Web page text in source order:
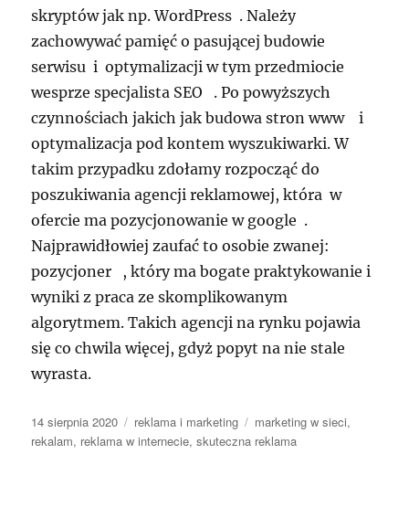
skryptów jak np. WordPress . Należy
zachowywać pamięć o pasującej budowie
serwisu i optymalizacji w tym przedmiocie
wesprze specjalista SEO . Po powyższych
czynnościach jakich jak budowa stron www i
optymalizacja pod kontem wyszukiwarki. W
takim przypadku zdołamy rozpocząć do
poszukiwania agencji reklamowej, która w
ofercie ma pozycjonowanie w google .
Najprawidłowiej zaufać to osobie zwanej:
pozycjoner , który ma bogate praktykowanie i
wyniki z praca ze skomplikowanym
algorytmem. Takich agencji na rynku pojawia
się co chwila więcej, gdyż popyt na nie stale
wyrasta.
Data
publikacji
14 sierpnia 2020 Kategorie
reklama i marketing Tagi
marketing w sieci,
rekalam, reklama w internecie,skuteczna reklama